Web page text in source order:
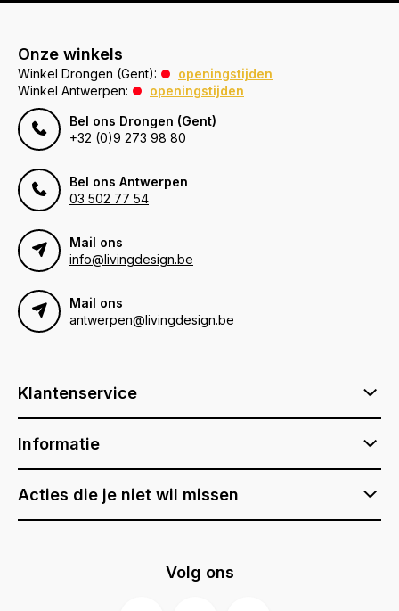
Onze winkels
Winkel Drongen (Gent):
openingstijden
Winkel Antwerpen:
openingstijden
Bel ons Drongen (Gent)
+32 (0)9 273 98 80
Bel ons Antwerpen
03 502 77 54
Mail ons
info@livingdesign.be
Mail ons
antwerpen@livingdesign.be
Klantenservice
Informatie
Acties die je niet wil missen
Volg ons